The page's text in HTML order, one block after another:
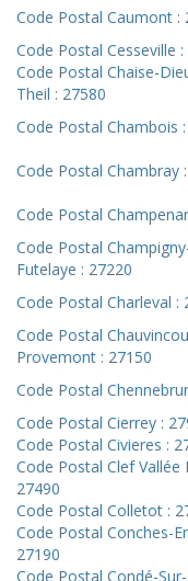
Code Postal Caumont :
Code Postal Cesseville :
Code Postal Chaise-
Theil : 27580
Code Postal Chambois
Code Postal Chambray
Code Postal
Code Postal
Futelaye : 27220
Code Postal Charleval :
Code Postal
Provemont : 27150
Code Postal
Code Postal Cierrey :
Code Postal Civieres :
Code Postal Clef Vallée
27490
Code Postal Colletot :
Code Postal Conches-
27190
Code Postal Condé-Sur-